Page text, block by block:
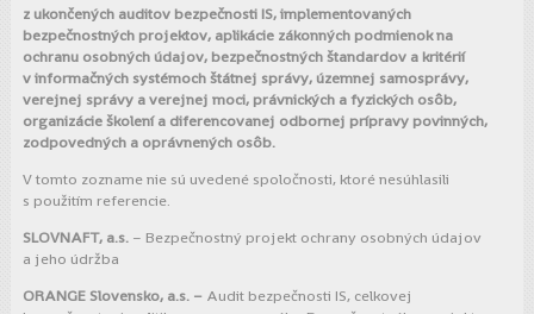
z ukončených auditov bezpečnosti IS, implementovaných
bezpečnostných projektov, aplikácie zákonných podmienok na
ochranu osobných údajov, bezpečnostných štandardov a kritérií
v informačných systémoch štátnej správy, územnej samosprávy,
verejnej správy a verejnej moci, právnických a fyzických osôb,
organizácie školení a diferencovanej odbornej prípravy povinných,
zodpovedných a oprávnených osôb.
V tomto zozname nie sú uvedené spoločnosti, ktoré nesúhlasili
s použitím referencie.
SLOVNAFT, a.s. – Bezpečnostný projekt ochrany osobných údajov
a jeho údržba
ORANGE Slovensko, a.s. – Audit bezpečnosti IS, celkovej